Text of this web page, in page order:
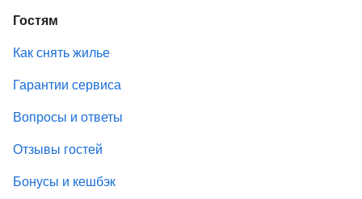
Гостям
Как снять жилье
Гарантии сервиса
Вопросы и ответы
Отзывы гостей
Бонусы и кешбэк